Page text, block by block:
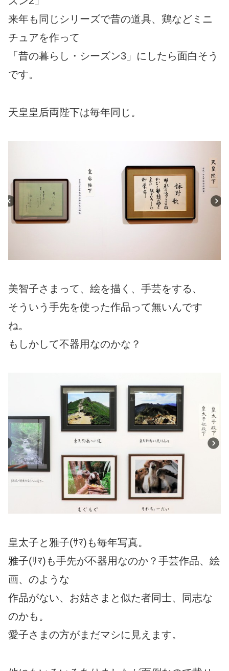
来年も同じシリーズで昔の道具、鶏などミニ
チュアを作って
「昔の暮らし・シーズン3」にしたら面白そう
です。
天皇皇后両陛下は毎年同じ。
美智子さまって、絵を描く、手芸をする、
そういう手先を使った作品って無いんです
ね。
もしかして不器用なのかな？
皇太子と雅子(ｻﾏ)も毎年写真。
雅子(ｻﾏ)も手先が不器用なのか？手芸作品、絵
画、のような
作品がない、お姑さまと似た者同士、同志な
のかも。
愛子さまの方がまだマシに見えます。